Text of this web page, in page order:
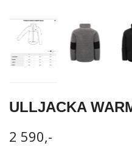
ULLJACKA
2 590,-